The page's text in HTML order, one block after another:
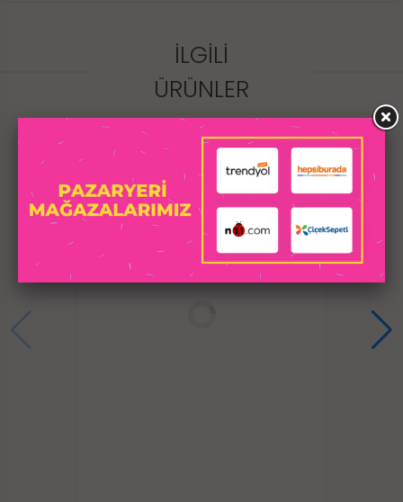
Pil ömrü:120 dakika kullanım
Boyut: 64*43*43mm
Takılabilir boyut: 30mm
İLGILI
ÜRÜNLER